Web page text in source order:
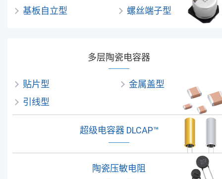
基板自立型
螺丝端子型
多层陶瓷电容器
贴片型
金属盖型
引线型
超级电容器 DLCAP™
陶瓷压敏电阻